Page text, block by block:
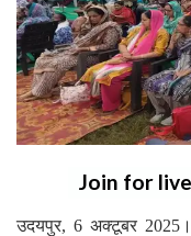
Join for
उदयपुर, 6 अक्टूबर 2025।